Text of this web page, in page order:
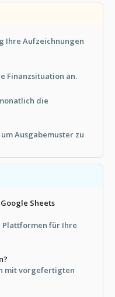
Ihre Aufzeichnungen
Finanzsituation an.
die
Ausgabemuster zu
Sheets
Plattformen für Ihre
mit vorgefertigten